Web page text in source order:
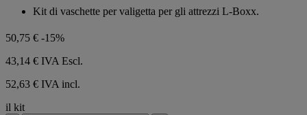
Kit di vaschette per valigetta per gli attrezzi L-Boxx.
50,75 € -15%
43,14 € IVA Escl.
52,63 € IVA incl.
il kit